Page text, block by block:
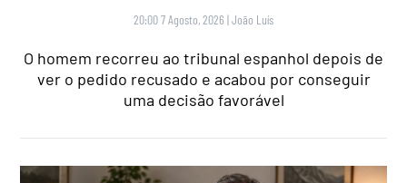
20:00 7 Agosto, 2026 |João Luís
O homem recorreu ao tribunal espanhol depois de
ver o pedido recusado e acabou por conseguir
uma decisão favorável